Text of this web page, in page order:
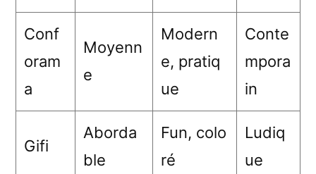
Conf
oram
a
Moyenn
e
Modern
e, pratiq
ue
Conte
mpora
in
Gifi
Aborda
ble
Fun, colo
ré
Ludiq
ue